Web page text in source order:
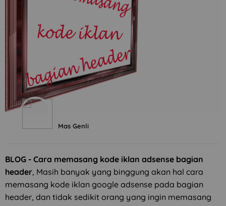
Mas Genli
BLOG - Cara memasang kode iklan adsense bagian
header, Masih banyak yang binggung akan hal cara
memasang kode iklan google adsense pada bagian
header, dan tidak sedikit orang yang ingin memasang